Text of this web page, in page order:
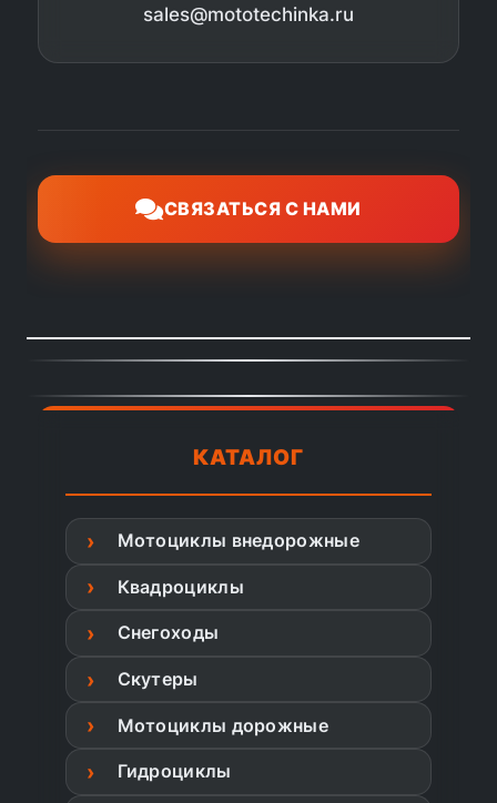
sales@mototechinka.ru
СВЯЗАТЬСЯ С НАМИ
КАТАЛОГ
Мотоциклы внедорожные
Квадроциклы
Снегоходы
Скутеры
Мотоциклы дорожные
Гидроциклы